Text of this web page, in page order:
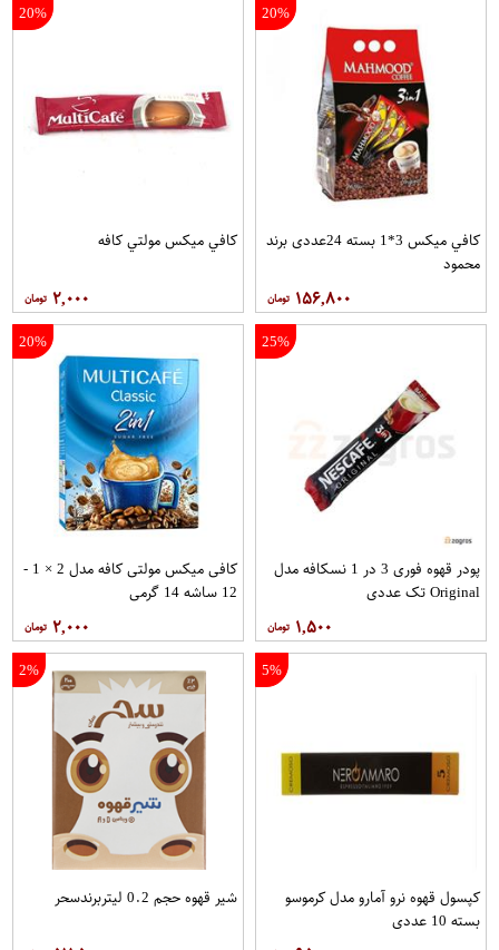
20%
کافي ميکس 3*1 بسته 24عددی برند
محمود
۱۵۶,۸۰۰
20%
کافي ميکس مولتي کافه
۲,۰۰۰
25%
پودر قهوه فوری 3 در 1 نسکافه مدل
Original تک عددی
۱,۵۰۰
20%
کافی میکس مولتی کافه مدل 2 × 1 -
12 ساشه 14 گرمی
۲,۰۰۰
5%
کپسول قهوه نرو آمارو مدل کرموسو
بسته 10 عددی
2%
شیر قهوه حجم 0.2 لیتربرندسحر